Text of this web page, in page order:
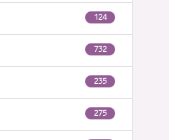
124
732
235
275